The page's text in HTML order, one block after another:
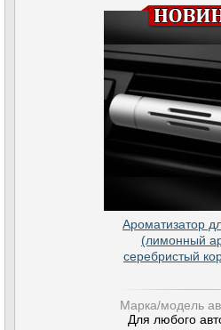
Ароматизатор
(лимонный
серебристый
Марка/модель
Для любого